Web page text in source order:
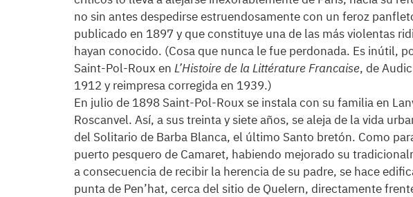
no sin antes despedirse estruendosamente con un feroz
publicado en 1897 y que constituye una de las más violentas
hayan conocido. (Cosa que nunca le fue perdonada. Es inútil,
Saint-Pol-Roux en L’Histoire de la Littérature Francaise, de
1912 y reimpresa corregida en 1939.)
En julio de 1898 Saint-Pol-Roux se instala con su familia en
Roscanvel. Así, a sus treinta y siete años, se aleja de la vida
del Solitario de Barba Blanca, el último Santo bretón. Como
puerto pesquero de Camaret, habiendo mejorado su
a consecuencia de recibir la herencia de su padre, se hace
punta de Pen’hat, cerca del sitio de Quelern, directamente